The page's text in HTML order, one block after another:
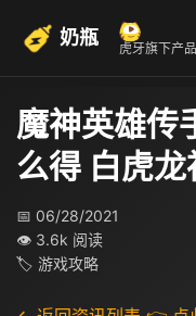
奶瓶 虎牙旗下产品
魔神英雄传
么得 白虎
📅 06/28/2021
👁 3.6k 阅读
🏷 游戏攻略